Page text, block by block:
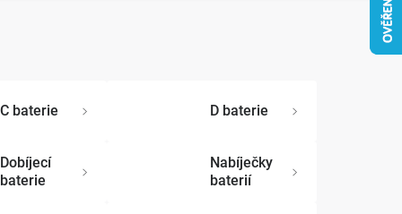
C baterie D baterie
Dobíjecí
baterie
Nabíječky
baterií